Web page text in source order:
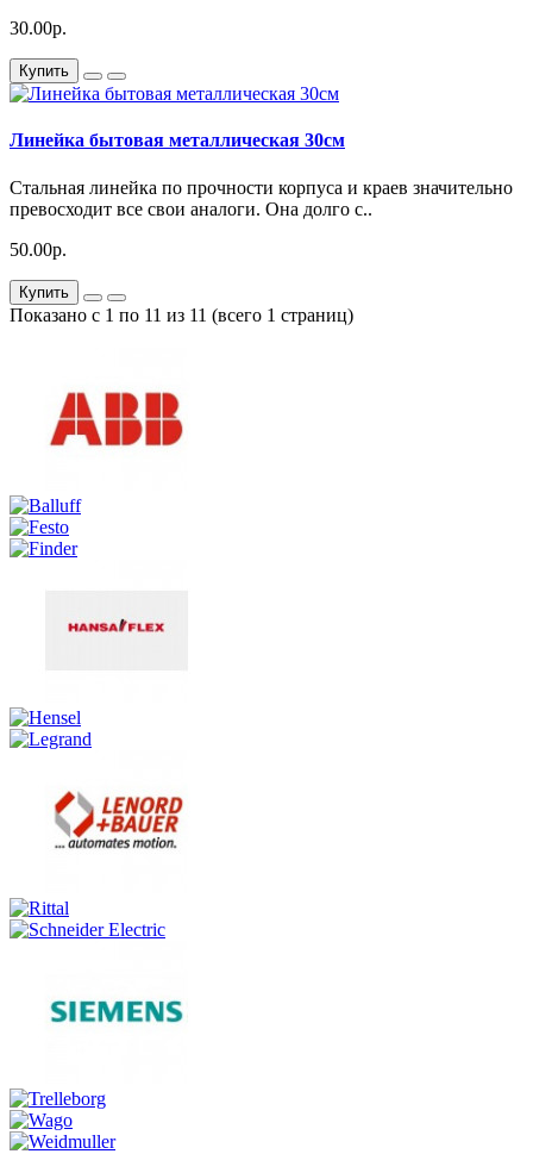
30.00р.
Купить
Линейка бытовая металлическая 30см
Cтальная линейка по прочности корпуса и краев значительно
превосходит все свои аналоги. Она долго с..
50.00р.
Купить
Показано с 1 по 11 из 11 (всего 1 страниц)